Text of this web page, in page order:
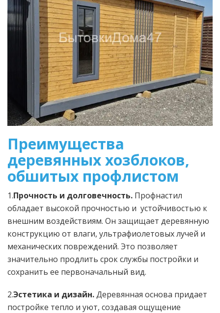
Преимущества
деревянных хозблоков,
обшитых профлистом
1.Прочность и долговечность. Профнастил
обладает высокой прочностью и устойчивостью к
внешним воздействиям. Он защищает деревянную
конструкцию от влаги, ультрафиолетовых лучей и
механических повреждений. Это позволяет
значительно продлить срок службы постройки и
сохранить ее первоначальный вид.
2.Эстетика и дизайн.Деревянная основа придает
постройке тепло и уют, создавая ощущение